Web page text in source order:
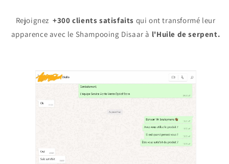
Rejoignez+300 clients satisfaits qui ont transformé leur
apparence avec le Shampooing Disaar à l'Huile de serpent.